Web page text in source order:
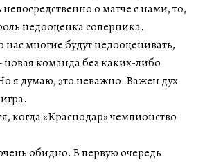
о матче с нами, то,
недооценка соперника.
многие будут недооценивать,
команда без каких-либо
я думаю, это неважно. Важен дух
когда «Краснодар» чемпионство
обидно. В первую очередь